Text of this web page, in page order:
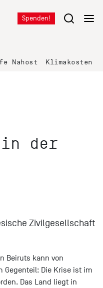
Spenden!
Nahost Klimakosten
der
Zivilgesellschaft
Beiruts kann von
Gegenteil: Die Krise ist im
Das Land liegt in